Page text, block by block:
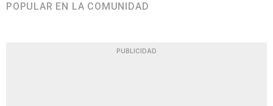
POPULAR EN LA COMUNIDAD
PUBLICIDAD